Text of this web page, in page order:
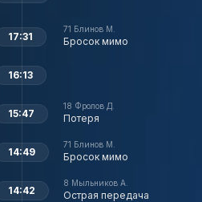
71 Блинов М.
Бросок мимо
17:31
16:13
18 Фролов Д.
Потеря
15:47
71 Блинов М.
Бросок мимо
14:49
8 Мыльников А.
Острая передача
14:42